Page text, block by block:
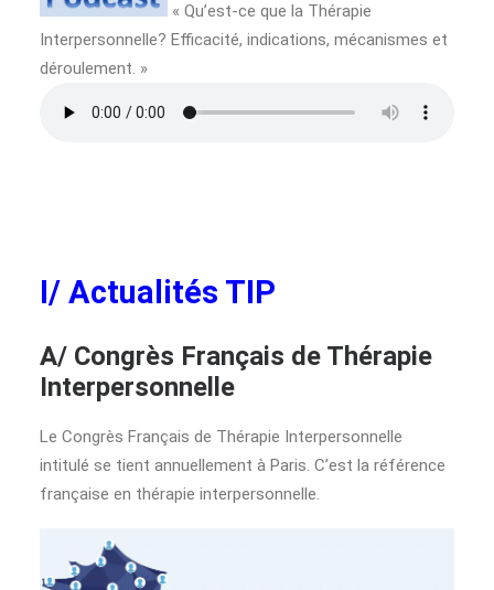
« Qu’est-ce que la Thérapie
Interpersonnelle? Efficacité, indications, mécanismes et
déroulement. »
I/ Actualités TIP
A/ Congrès Français de Thérapie
Interpersonnelle
Le Congrès Français de Thérapie Interpersonnelle
intitulé se tient annuellement à Paris. C’est la référence
française en thérapie interpersonnelle.